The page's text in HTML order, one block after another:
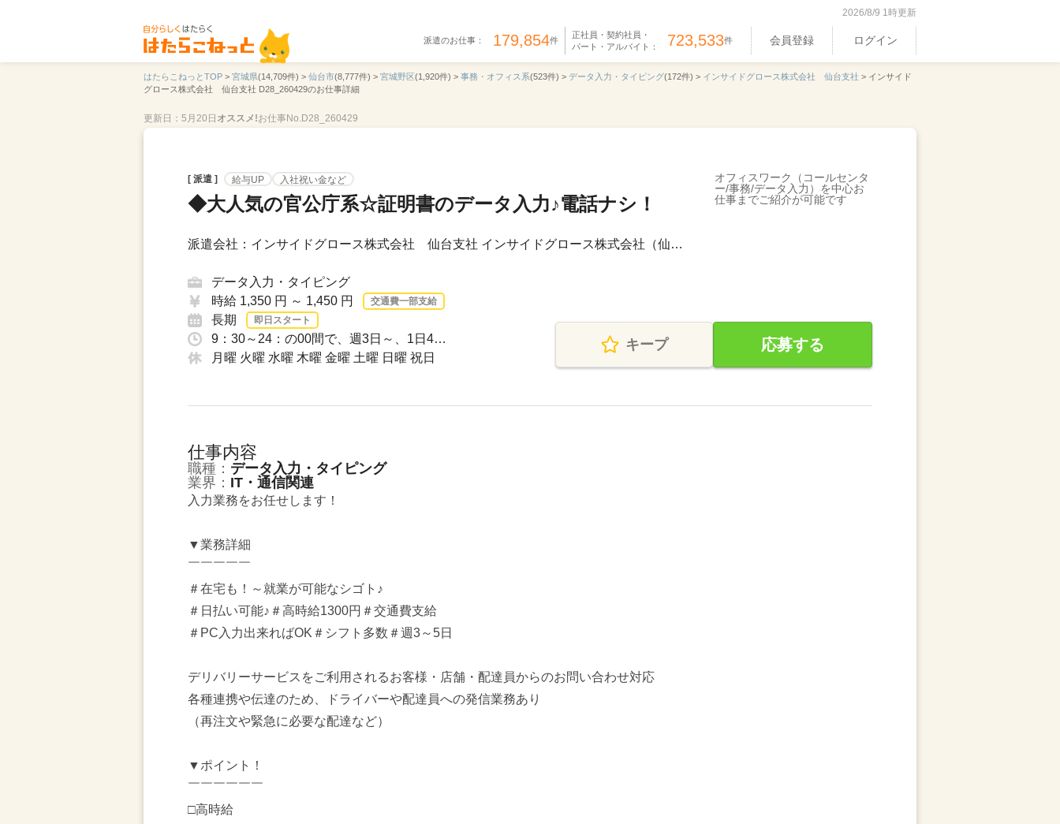
2026/8/9 1時更新
派遣のお仕事： 179,854件
正社員・契約社員・
パート・アルバイト： 723,533件 会員登録 ログイン
はたらこねっとTOP > 宮城県(14,709件) > 仙台市(8,777件) > 宮城野区(1,920件) > 事務・オフィス系(523件) > データ入力・タイピング(172件) > インサイドグロース株式会社 仙台支社 > インサイド
グロース株式会社 仙台支社 D28_260429のお仕事詳細
更新日：5月20日 オススメ!お仕事No.D28_260429
[ 派遣 ] 給与UP 入社祝い金など
◆大人気の官公庁系☆証明書のデータ入力♪電話ナシ！
派遣会社：インサイドグロース株式会社 仙台支社 インサイドグロース株式会社（仙…
データ入力・タイピング
時給 1,350 円 ～ 1,450 円
交通費一部支給
長期 即日スタート
9：30～24：の00間で、週3日～、1日4…
月曜 火曜 水曜 木曜 金曜 土曜 日曜 祝日
オフィスワーク（コールセンタ
ー/事務/データ入力）を中心お
仕事までご紹介が可能です
キープ 応募する
仕事内容
職種： データ入力・タイピング
業界： IT・通信関連
入力業務をお任せします！
▼業務詳細
￣￣￣￣￣
＃在宅も！～就業が可能なシゴト♪
＃日払い可能♪＃高時給1300円＃交通費支給
＃PC入力出来ればOK＃シフト多数＃週3～5日
デリバリーサービスをご利用されるお客様・店舗・配達員からのお問い合わせ対応
各種連携や伝達のため、ドライバーや配達員への発信業務あり
（再注文や緊急に必要な配達など）
▼ポイント！
￣￣￣￣￣￣
□高時給